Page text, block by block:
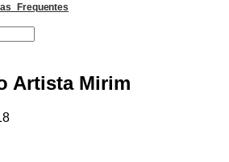
Frequentes
Artista Mirim